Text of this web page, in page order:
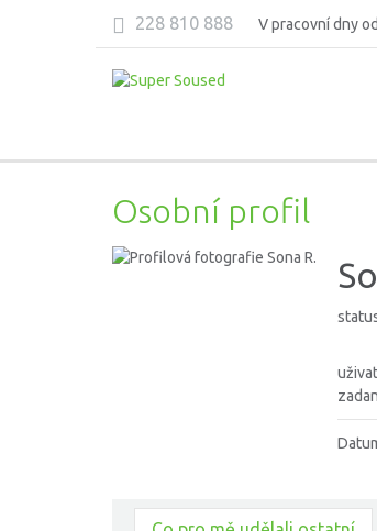
228 810 888 V pracovní dny
Osobní profil